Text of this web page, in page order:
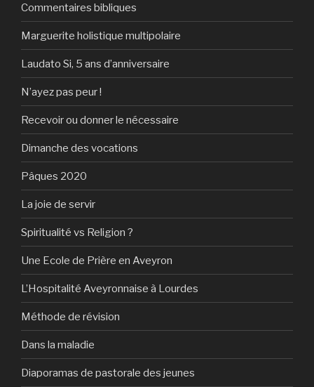
Commentaires bibliques
Marguerite holistique multipolaire
Laudato Si, 5 ans d’anniversaire
N’ayez pas peur !
Recevoir ou donner le nécessaire
Dimanche des vocations
Pâques 2020
La joie de servir
Spiritualité vs Religion ?
Une Ecole de Prière en Aveyron
L’Hospitalité Aveyronnaise à Lourdes
Méthode de révision
Dans la maladie
Diaporamas de pastorale des jeunes